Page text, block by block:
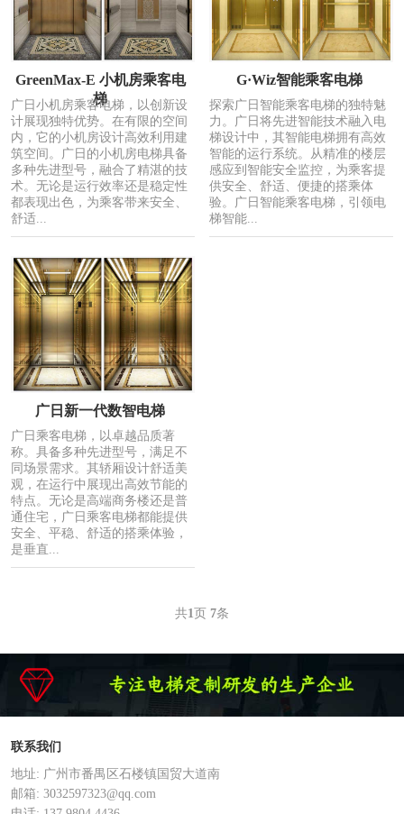
GreenMax-E 小机房乘客电
梯
广日小机房乘客电梯，以创新设
计展现独特优势。在有限的空间
内，它的小机房设计高效利用建
筑空间。广日的小机房电梯具备
多种先进型号，融合了精湛的技
术。无论是运行效率还是稳定性
都表现出色，为乘客带来安全、
舒适...
G·Wiz智能乘客电梯
探索广日智能乘客电梯的独特魅
力。广日将先进智能技术融入电
梯设计中，其智能电梯拥有高效
智能的运行系统。从精准的楼层
感应到智能安全监控，为乘客提
供安全、舒适、便捷的搭乘体
验。广日智能乘客电梯，引领电
梯智能...
广日新一代数智电梯
广日乘客电梯，以卓越品质著
称。具备多种先进型号，满足不
同场景需求。其轿厢设计舒适美
观，在运行中展现出高效节能的
特点。无论是高端商务楼还是普
通住宅，广日乘客电梯都能提供
安全、平稳、舒适的搭乘体验，
是垂直...
共1页 7条
联系我们
地址: 广州市番禺区石楼镇国贸大道南
邮箱: 3032597323@qq.com